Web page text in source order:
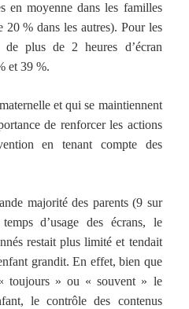
en moyenne dans les familles
20 % dans les autres). Pour les
de plus de 2 heures d’écran
et 39 %.
et qui se maintiennent
de renforcer les actions
en tenant compte des
majorité des parents (9 sur
d’usage des écrans, le
restait plus limité et tendait
grandit. En effet, bien que
toujours » ou « souvent » le
le contrôle des contenus